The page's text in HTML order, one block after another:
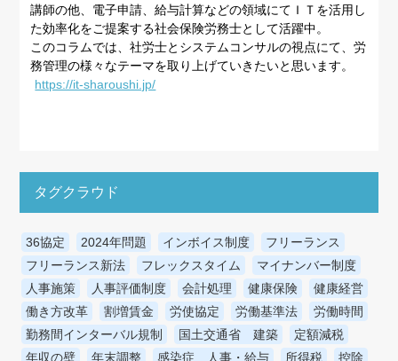
講師の他、電子申請、給与計算などの領域にてＩＴを活用し
た効率化をご提案する社会保険労務士として活躍中。
このコラムでは、社労士とシステムコンサルの視点にて、労
務管理の様々なテーマを取り上げていきたいと思います。
https://it-sharoushi.jp/
タグクラウド
36協定 2024年問題 インボイス制度
フリーランス
フリーランス新法
フレックスタイム
マイナンバー制度
人事施策
人事評価制度 会計処理 健康保険
健康経営
働き方改革
割増賃金 労使協定 労働基準法
労働時間
勤務間インターバル規制
国土交通省 建築
定額減税
年収の壁
年末調整 感染症 人事・給与 所得税
控除